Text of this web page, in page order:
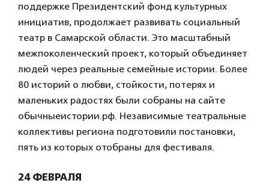
поддержке Президентский фонд культурных
инициатив, продолжает развивать социальный
театр в Самарской области. Это масштабный
межпоколенческий проект, который объединяет
людей через реальные семейные истории. Более
80 историй о любви, стойкости, потерях и
маленьких радостях были собраны на сайте
обычныеистории.рф. Независимые театральные
коллективы региона подготовили постановки,
пять из которых отобраны для фестиваля.
24 ФЕВРАЛЯ